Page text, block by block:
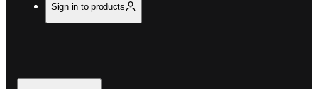
Sign in to products